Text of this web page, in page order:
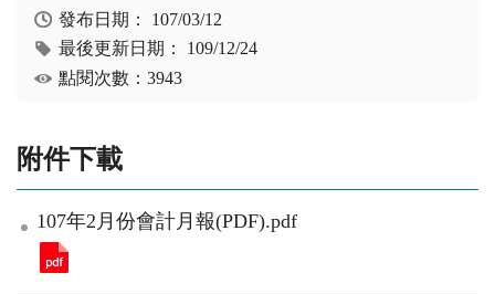
發布日期： 107/03/12
最後更新日期： 109/12/24
點閱次數：3943
附件下載
107年2月份會計月報(PDF).pdf